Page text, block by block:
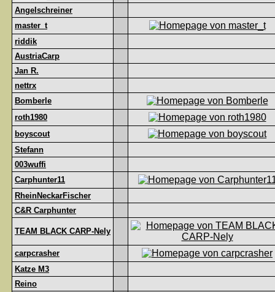
Angelschreiner
master_t
riddik
AustriaCarp
Jan R.
nettrx
Bomberle
roth1980
boyscout
Stefann
003wuffi
Carphunter11
RheinNeckarFischer
C&R Carphunter
TEAM BLACK CARP-Nely
carpcrasher
Katze M3
Reino